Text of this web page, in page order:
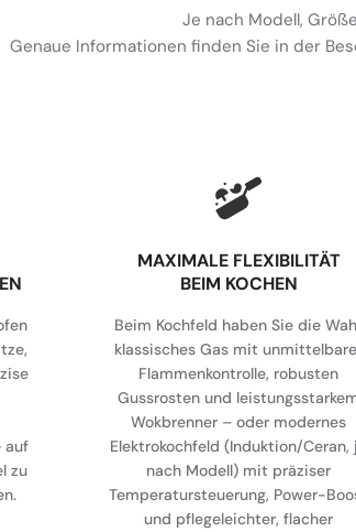
Je nach Modell,
Genaue Informationen finden Sie in der
auf
zu
MAXIMALE FLEXIBILITÄT
BEIM KOCHEN
Beim Kochfeld haben Sie die
klassisches Gas mit
Flammenkontrolle, robusten
Gussrosten und
Wokbrenner – oder modernes
Elektrokochfeld (Induktion/Ceran,
nach Modell) mit präziser
Temperatursteuerung, Power-
und pflegeleichter, flacher